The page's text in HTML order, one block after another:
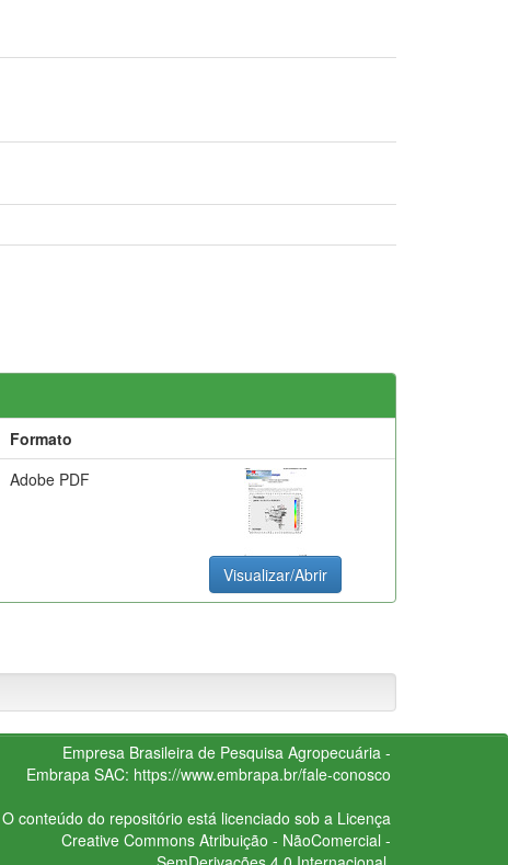
Formato
Adobe PDF
Visualizar/Abrir
Empresa Brasileira de Pesquisa Agropecuária -
Embrapa SAC: https://www.embrapa.br/fale-conosco
O conteúdo do repositório está licenciado sob a Licença
Creative CommonsAtribuição - NãoComercial -